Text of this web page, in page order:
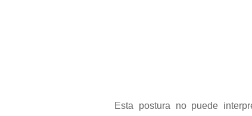
Esta postura no puede